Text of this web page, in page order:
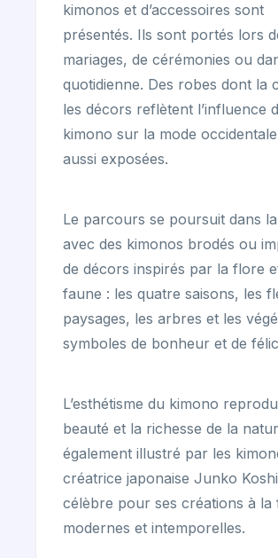
kimonos et d’accessoires sont
présentés. Ils sont portés lors
mariages, de cérémonies ou
quotidienne. Des robes dont la
les décors reflètent l’influence
kimono sur la mode
aussi exposées.
Le parcours se poursuit dans
avec des kimonos brodés ou
de décors inspirés par la flore
faune : les quatre saisons, les
paysages, les arbres et les
symboles de bonheur et de
L’esthétisme du kimono
beauté et la richesse de la
également illustré par les
créatrice japonaise Junko
célèbre pour ses créations à la
modernes et intemporelles.